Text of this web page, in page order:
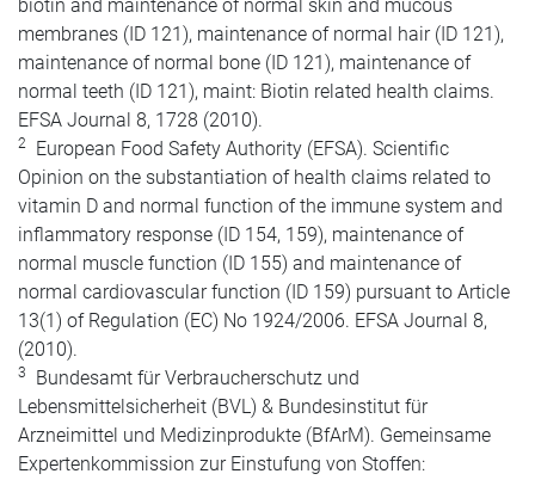
biotin and maintenance of normal skin and mucous
membranes (ID 121), maintenance of normal hair (ID 121),
maintenance of normal bone (ID 121), maintenance of
normal teeth (ID 121), maint: Biotin related health claims.
EFSA Journal 8, 1728 (2010).
2
European Food Safety Authority (EFSA). Scientific
Opinion on the substantiation of health claims related to
vitamin D and normal function of the immune system and
inflammatory response (ID 154, 159), maintenance of
normal muscle function (ID 155) and maintenance of
normal cardiovascular function (ID 159) pursuant to Article
13(1) of Regulation (EC) No 1924/2006. EFSA Journal 8,
(2010).
3
Bundesamt für Verbraucherschutz und
Lebensmittelsicherheit (BVL) & Bundesinstitut für
Arzneimittel und Medizinprodukte (BfArM). Gemeinsame
Expertenkommission zur Einstufung von Stoffen: